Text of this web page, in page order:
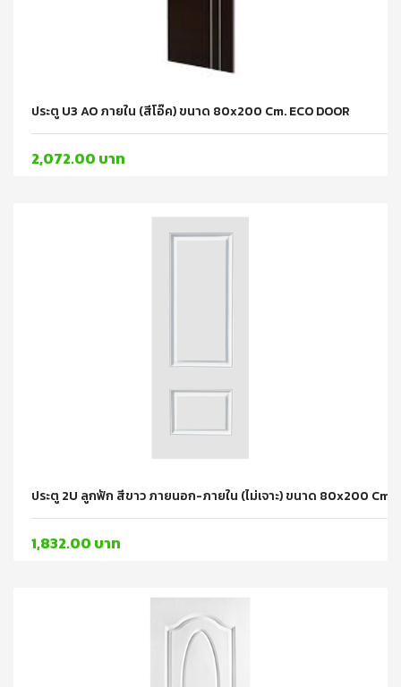
ประตู U3 AO ภายใน (สีโอ๊ค) ขนาด 80x200 Cm. ECO DOOR
2,072.00 บาท
ประตู 2U ลูกฟัก สีขาว ภายนอก-ภายใน (ไม่เจาะ) ขนาด 80x200 Cm.
1,832.00 บาท